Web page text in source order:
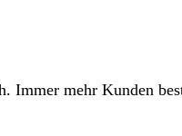
Immer mehr Kunden